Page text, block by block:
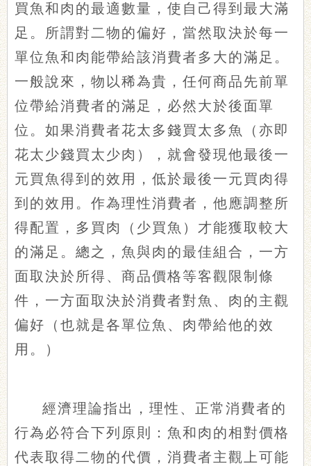
買魚和肉的最適數量，使自己得到最大滿
足。所謂對二物的偏好，當然取決於每一
單位魚和肉能帶給該消費者多大的滿足。
一般說來，物以稀為貴，任何商品先前單
位帶給消費者的滿足，必然大於後面單
位。如果消費者花太多錢買太多魚（亦即
花太少錢買太少肉），就會發現他最後一
元買魚得到的效用，低於最後一元買肉得
到的效用。作為理性消費者，他應調整所
得配置，多買肉（少買魚）才能獲取較大
的滿足。總之，魚與肉的最佳組合，一方
面取決於所得、商品價格等客觀限制條
件，一方面取決於消費者對魚、肉的主觀
偏好（也就是各單位魚、肉帶給他的效
用。）
經濟理論指出，理性、正常消費者的
行為必符合下列原則：魚和肉的相對價格
代表取得二物的代價，消費者主觀上可能